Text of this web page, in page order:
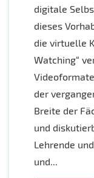
digitale
dieses
die virtuelle
Watching“
der
Breite der
und
Lehrende
und...